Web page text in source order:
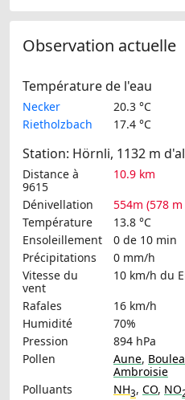
Observation actuelle
Température de l'eau
Necker
20.3 °C
Rietholzbach
17.4 °C
Station: Hörnli, 1132 m
Distance à
9615
10.9 km
Dénivellation
554m (578
Température
13.8 °C
Ensoleillement
0 de 10 min
Précipitations
0 mm/h
Vitesse du
vent
10 km/h du
Rafales
16 km/h
Humidité
70%
Pression
894 hPa
Pollen
Aune,
Ambroisie
Polluants
NH3, CO, NO